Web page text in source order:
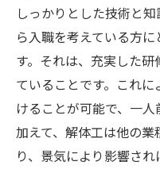
しっかりとした技術と
ら入職を考えている方
す。それは、充実した
ていることです。これ
けることが可能で、一人
加えて、解体工は他の
り、景気により影響さ